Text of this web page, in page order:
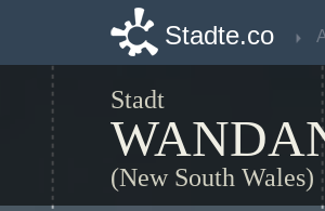
Stadte.co
Stadt
(New South Wales)
Stadte.co